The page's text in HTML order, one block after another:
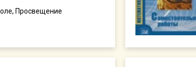
Просвещение